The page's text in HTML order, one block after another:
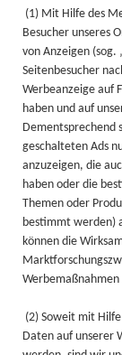
(1) Mit Hilfe des
Besucher unseres
von Anzeigen (sog.
Seitenbesucher
Werbeanzeige auf
haben und auf
Dementsprechend
geschalteten Ads
anzuzeigen, die
haben oder die
Themen oder
bestimmt werden)
können die
(2) Soweit mit
Daten auf unserer